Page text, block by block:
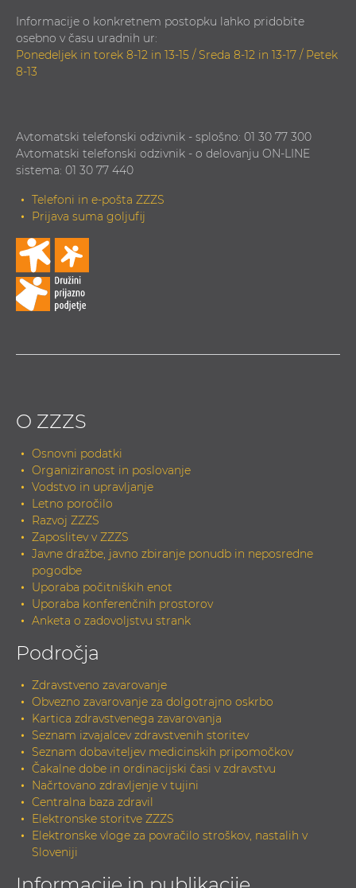
Informacije o konkretnem postopku lahko pridobite
osebno v času uradnih ur:
Ponedeljek in torek 8-12 in 13-15 / Sreda 8-12 in 13-17 / Petek
8-13
Avtomatski telefonski odzivnik - splošno: 01 30 77 300
Avtomatski telefonski odzivnik - o delovanju ON-LINE
sistema: 01 30 77 440
Telefoni in e-pošta ZZZS
Prijava suma goljufij
O ZZZS
Osnovni podatki
Organiziranost in poslovanje
Vodstvo in upravljanje
Letno poročilo
Razvoj ZZZS
Zaposlitev v ZZZS
Javne dražbe, javno zbiranje ponudb in neposredne
pogodbe
Uporaba počitniških enot
Uporaba konferenčnih prostorov
Anketa o zadovoljstvu strank
Področja
Zdravstveno zavarovanje
Obvezno zavarovanje za dolgotrajno oskrbo
Kartica zdravstvenega zavarovanja
Seznam izvajalcev zdravstvenih storitev
Seznam dobaviteljev medicinskih pripomočkov
Čakalne dobe in ordinacijski časi v zdravstvu
Načrtovano zdravljenje v tujini
Centralna baza zdravil
Elektronske storitve ZZZS
Elektronske vloge za povračilo stroškov, nastalih v
Sloveniji